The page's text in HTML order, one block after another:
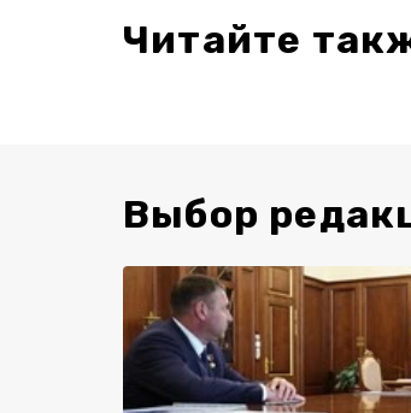
Читайте
Выбор